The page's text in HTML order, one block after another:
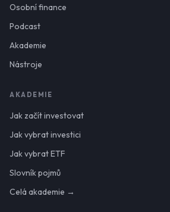
Osobní finance
Podcast
Akademie
Nástroje
AKADEMIE
Jak začít investovat
Jak vybrat investici
Jak vybrat ETF
Slovník pojmů
Celá akademie →